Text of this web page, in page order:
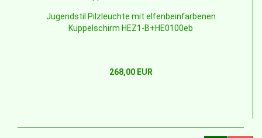
Jugendstil Pilzleuchte mit elfenbeinfarbenen
Kuppelschirm HEZ1-B+HE0100eb
268,00 EUR